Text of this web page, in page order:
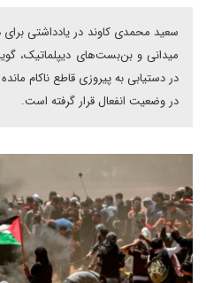
سعید محمدی کاوند در یادداشتی
میدانی و بن‌بست‌های دیپلماتیک،
در دستیابی به پیروزی قاطع ناکام
در وضعیت انفعال قرار گرفته است.